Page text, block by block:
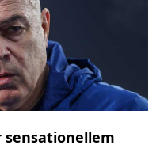
sensationellem